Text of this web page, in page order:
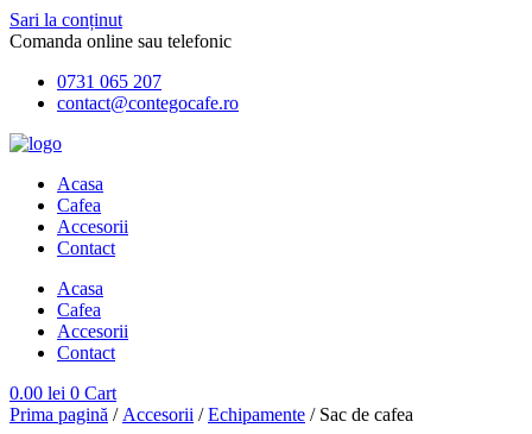
Sari la conținut
Comanda online sau telefonic
0731 065 207
contact@contegocafe.ro
Acasa
Cafea
Accesorii
Contact
Acasa
Cafea
Accesorii
Contact
0.00 lei 0 Cart
Prima pagină / Accesorii /Echipamente / Sac de cafea